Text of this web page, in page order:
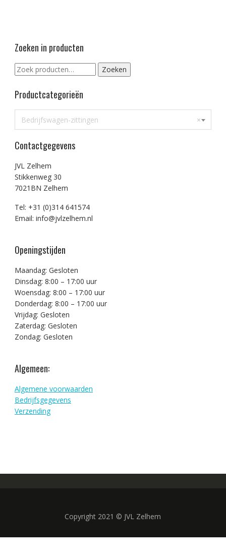
Zoeken in producten
Zoeken
naar:
Zoeken
Productcategorieën
×
Bedrijfswagen-zittingen
Contactgegevens
JVL Zelhem
Stikkenweg 30
7021BN Zelhem
Tel: +31 (0)314 641574
Email: info@jvlzelhem.nl
Openingstijden
Maandag: Gesloten
Dinsdag: 8:00 – 17:00 uur
Woensdag: 8:00 – 17:00 uur
Donderdag: 8:00 – 17:00 uur
Vrijdag: Gesloten
Zaterdag: Gesloten
Zondag: Gesloten
Algemeen:
Algemene voorwaarden
Bedrijfsgegevens
Verzending
Copyright 2021 © JVL Zelhem